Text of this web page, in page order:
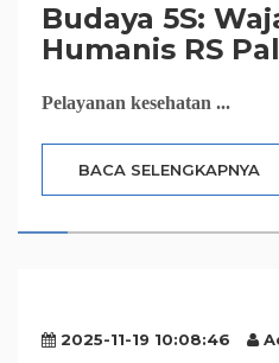
Budaya 5S:
Humanis RS
Pelayanan kesehatan ...
BACA SELENGKAPNYA
2025-11-19 10:08:46